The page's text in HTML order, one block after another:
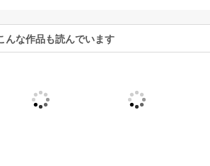
んな作品も読んでいます